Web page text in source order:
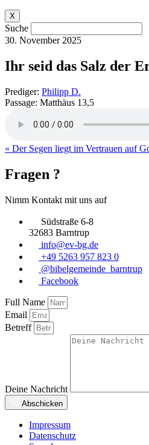
X
Suche
30. November 2025
Ihr seid das Salz der
Prediger: Philipp D.
Passage: Matthäus 13,5
« Der Segen liegt im Vertrauen auf
Fragen ?
Nimm Kontakt mit uns auf
Südstraße 6-8
32683 Barntrup
info@ev-bg.de
+49 5263 957 823 0
@bibelgemeinde_barntrup
Facebook
Full Name
Email
Betreff
Deine Nachricht
Abschicken
Impressum
Datenschutz